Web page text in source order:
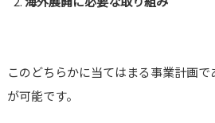
このどちらかに当てはまる事業計画
が可能です。